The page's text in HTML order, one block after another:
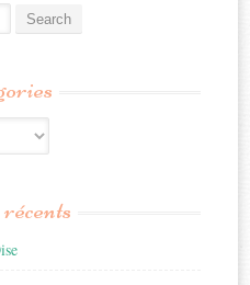
récents